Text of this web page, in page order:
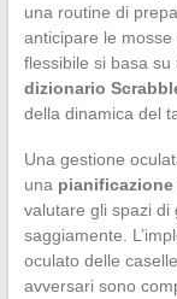
una routine di
anticipare le mosse
flessibile si basa
dizionario
della dinamica del
Una gestione
una
valutare gli spazi di
saggiamente.
oculato delle
avversari sono